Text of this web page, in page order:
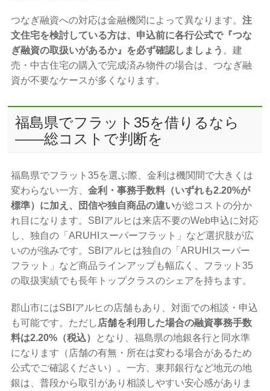
つなぎ融資への対応は金融機関によって異なります。注
文住宅を検討している方は、申込前に各行公式で『つな
ぎ融資の取扱いがあるか』を必ず確認しましょう 。建
売・中古住宅の購入で完成済み物件の場合は、つなぎ融
資が不要なケースが多くなります。
福島県でフラット35を借りるなら
——総コストで判断を
福島県でフラット35を選ぶ際、金利は機関間で大きくは
変わらない一方、金利・事務手数料（いずれも2.20%が
標準）に加え、団信や独自商品の違いが総コストの分か
れ目になります。SBIアルヒは来店不要のWeb申込に対応
し、独自の「ARUHIスーパーフラット」など選択肢が広
いのが強みです。SBIアルヒは独自の「ARUHIスーパー
フラット」など商品ラインアップも幅広く、フラット35
の取扱実績でも長年トップクラスのシェアを持ちます。
郡山市にはSBIアルヒの店舗もあり、対面での相談・申込
も可能です。ただし 店舗を利用した場合の融資事務手数
料は2.20%（税込）
となり、福島県の地銀各行と同水準
になります（店舗の有無・所在は変わる場合があるため
公式でご確認ください）。一方、東邦銀行など地元の地
銀は、普段から取引があり相談しやすい安心感がありま